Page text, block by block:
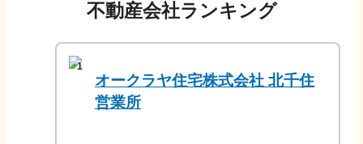
不動産会社ランキング
1
オークラヤ住宅株式会社 北千住
営業所